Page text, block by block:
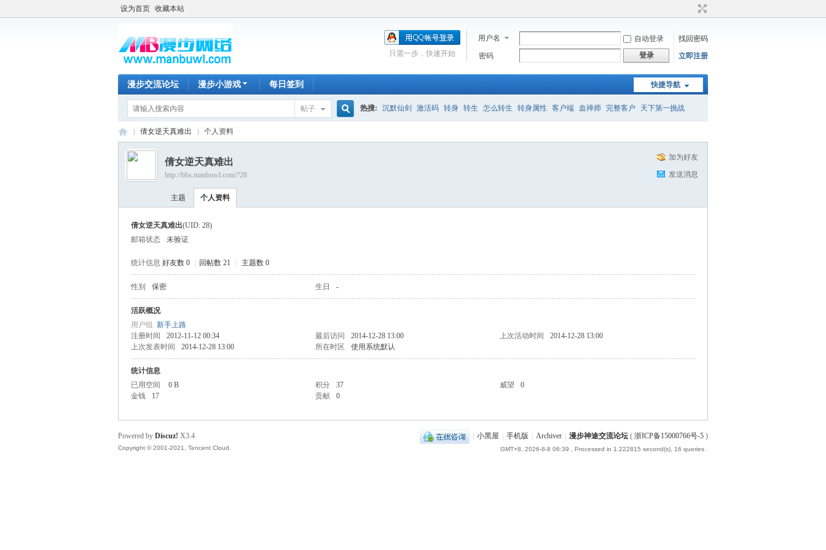
设为首页 收藏本站
用户名 自动登录
找回密码
密码
登录 立即注册
只需一步，快速开始
快捷导航
漫步交流论坛 漫步小游戏 每日签到
帖子 热搜: 沉默仙剑 激活码 转身 转生 怎么转生 转身属性 客户端 血禅师 完整客户 天下第一挑战
›
倩女逆天真难出 个人资料
加为好友
发送消息
倩女逆天真难出
http://bbs.manbuwl.com/?28
主题 个人资料
倩女逆天真难出(UID: 28)
邮箱状态
未验证
统计信息 好友数 0 回帖数 21 主题数 0
性别 保密 生日 -
活跃概况
用户组 新手上路
注册时间
2012-11-12 00:34 最后访问 2014-12-28 13:00 上次活动时间
2014-12-28 13:00
上次发表时间
2014-12-28 13:00 所在时区 使用系统默认
统计信息
已用空间
0 B 积分 37 威望
0
金钱
17 贡献 0
小黑屋 手机版 Archiver 漫步神途交流论坛 ( 浙ICP备15000766号-5 )
GMT+8, 2026-8-8 06:39 , Processed in 1.222815 second(s), 16 queries .
Powered by Discuz! X3.4
Copyright © 2001-2021, Tencent Cloud.